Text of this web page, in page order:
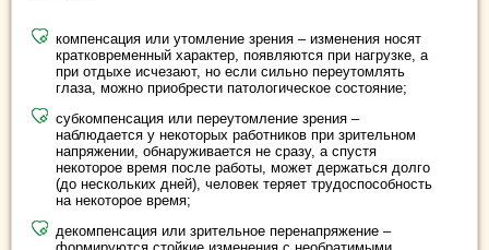
компенсация или утомление зрения – изменения носят
кратковременный характер, появляются при нагрузке, а
при отдыхе исчезают, но если сильно переутомлять
глаза, можно приобрести патологическое состояние;
субкомпенсация или переутомление зрения –
наблюдается у некоторых работников при зрительном
напряжении, обнаруживается не сразу, а спустя
некоторое время после работы, может держаться долго
(до нескольких дней), человек теряет трудоспособность
на некоторое время;
декомпенсация или зрительное перенапряжение –